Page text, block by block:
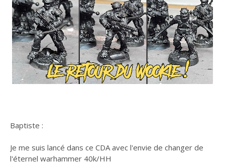
Baptiste :
Je me suis lancé dans ce CDA avec l'envie de changer de
l'éternel warhammer 40k/HH